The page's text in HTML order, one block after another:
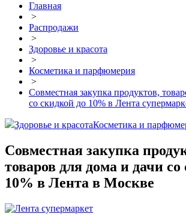
Главная
>
Распродажи
>
Здоровье и красота
>
Косметика и парфюмерия
>
Совместная закупка продуктов,
со скидкой до 10% в Лента
Здоровье и красотаКосметика и
Совместная закупка
товаров для дома и дачи
10% в Лента в Москве